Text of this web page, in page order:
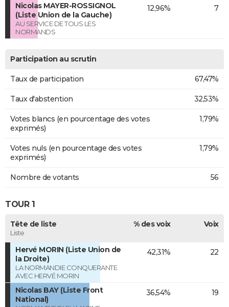
Nicolas MAYER-ROSSIGNOL
(Liste Union de la Gauche)
AU SERVICE DE TOUS LES
NORMANDS
12,96% 7
Participation au scrutin
Taux de participation 67,47%
Taux d'abstention 32,53%
Votes blancs (en pourcentage des votes
exprimés)
1,79%
Votes nuls (en pourcentage des votes
exprimés)
1,79%
Nombre de votants 56
TOUR 1
Tête de liste
Liste
% des voix Voix
Hervé MORIN (Liste Union de
la Droite)
LA NORMANDIE CONQUERANTE
AVEC HERVÉ MORIN
42,31% 22
Nicolas BAY (Liste Front
National)
36,54% 19